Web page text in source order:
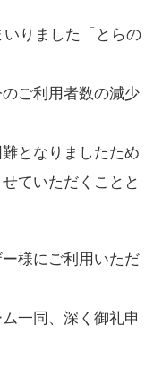
りました「とらの
ご利用者数の減少
となりましたため
ていただくことと
様にご利用いただ
一同、深く御礼申